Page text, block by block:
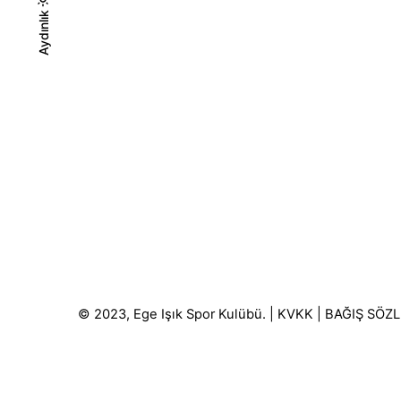
Aydınlık
Aydınlık
Karanlık
© 2023, Ege Işık Spor Kulübü. | KVKK BAĞIŞ